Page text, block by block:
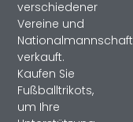
verschiedener
Vereine und
verkauft.
Kaufen Sie
Fußballtrikots,
um Ihre